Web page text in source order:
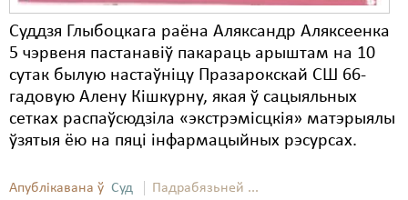
Суддзя Глыбоцкага раёна Аляксандр Аляксеенка
5 чэрвеня пастанавіў пакараць арыштам на 10
сутак былую настаўніцу Празарокскай СШ 66-
гадовую Алену Кішкурну, якая ў сацыяльных
сетках распаўсюдзіла «экстрэмісцкія» матэрыялы
ўзятыя ёю на пяці інфармацыйных рэсурсах.
Апублікавана ў Суд Падрабязьней ...
Мігранты
Мірныя сходы
Палітвязьні
Праваабаронцы
Пэнітэнцыярная сыстэма